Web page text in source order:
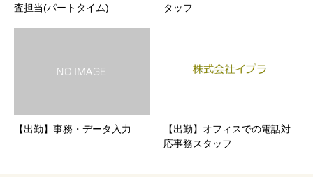
査担当(パートタイム)
タッフ
【出勤】事務・データ入力
【出勤】オフィスでの電話対
応事務スタッフ